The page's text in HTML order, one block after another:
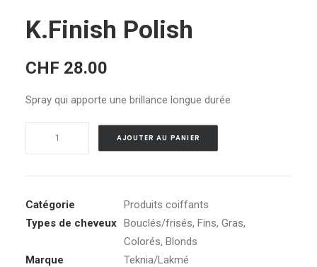
K.Finish Polish
CHF 28.00
Spray qui apporte une brillance longue durée
AJOUTER AU PANIER
Catégorie
Produits coiffants
Types de cheveux Bouclés/frisés, Fins, Gras,
Colorés, Blonds
Marque
Teknia/Lakmé